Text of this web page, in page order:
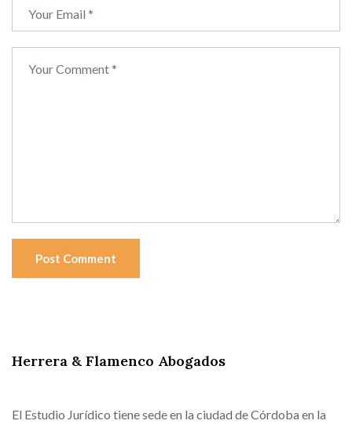
Post Comment
Herrera & Flamenco Abogados
El Estudio Jurídico tiene sede en la ciudad de Córdoba en la